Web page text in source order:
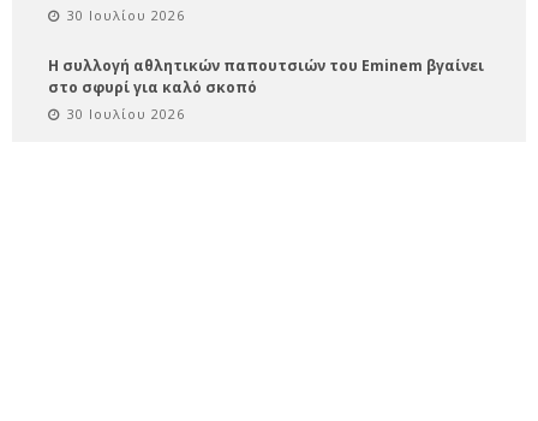
30 Ιουλίου 2026
Η συλλογή αθλητικών παπουτσιών του Eminem βγαίνει
στο σφυρί για καλό σκοπό
30 Ιουλίου 2026